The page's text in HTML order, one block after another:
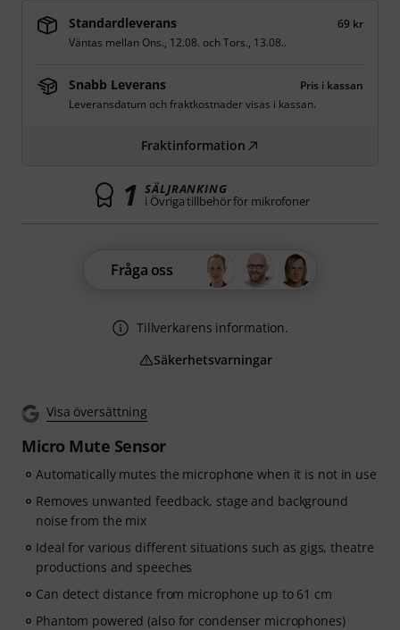
Visa översättning
Micro Mute Sensor
Automatically mutes the microphone when it is not in use
Removes unwanted feedback, stage and background
noise from the mix
Ideal for various different situations such as gigs, theatre
productions and speeches
Can detect distance from microphone up to 61 cm
Phantom powered (also for condenser microphones)
Standardleverans
69 kr
Väntas mellan Ons., 12.08. ochTors., 13.08..
Snabb Leverans
Pris i kassan
Leveransdatum och fraktkostnader visas i kassan.
Fraktinformation
1 SÄLJRANKING
i Övriga tillbehör för mikrofoner
Fråga oss
Tillverkarens information.
Säkerhetsvarningar